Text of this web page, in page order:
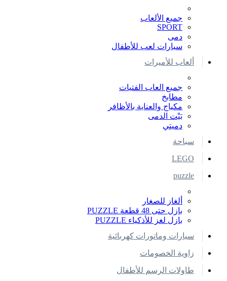
جميع الألعاب
SPORT
دمى
سيارات لعب للأطفال
ألعاب للأميرات
جميع العاب الفتيات
مطابخ
مكياج والعناية بالأظافر
بَيْت الدمى
دميتي
سباحة
LEGO
puzzle
ألغاز للصغار
بازل حتى 48 قطعة PUZZLE
بازل لغز للأذكياء PUZZLE
سيارات وماتورات كهربائية
زاوية الخصومات
طاولات الرسم للأطفال